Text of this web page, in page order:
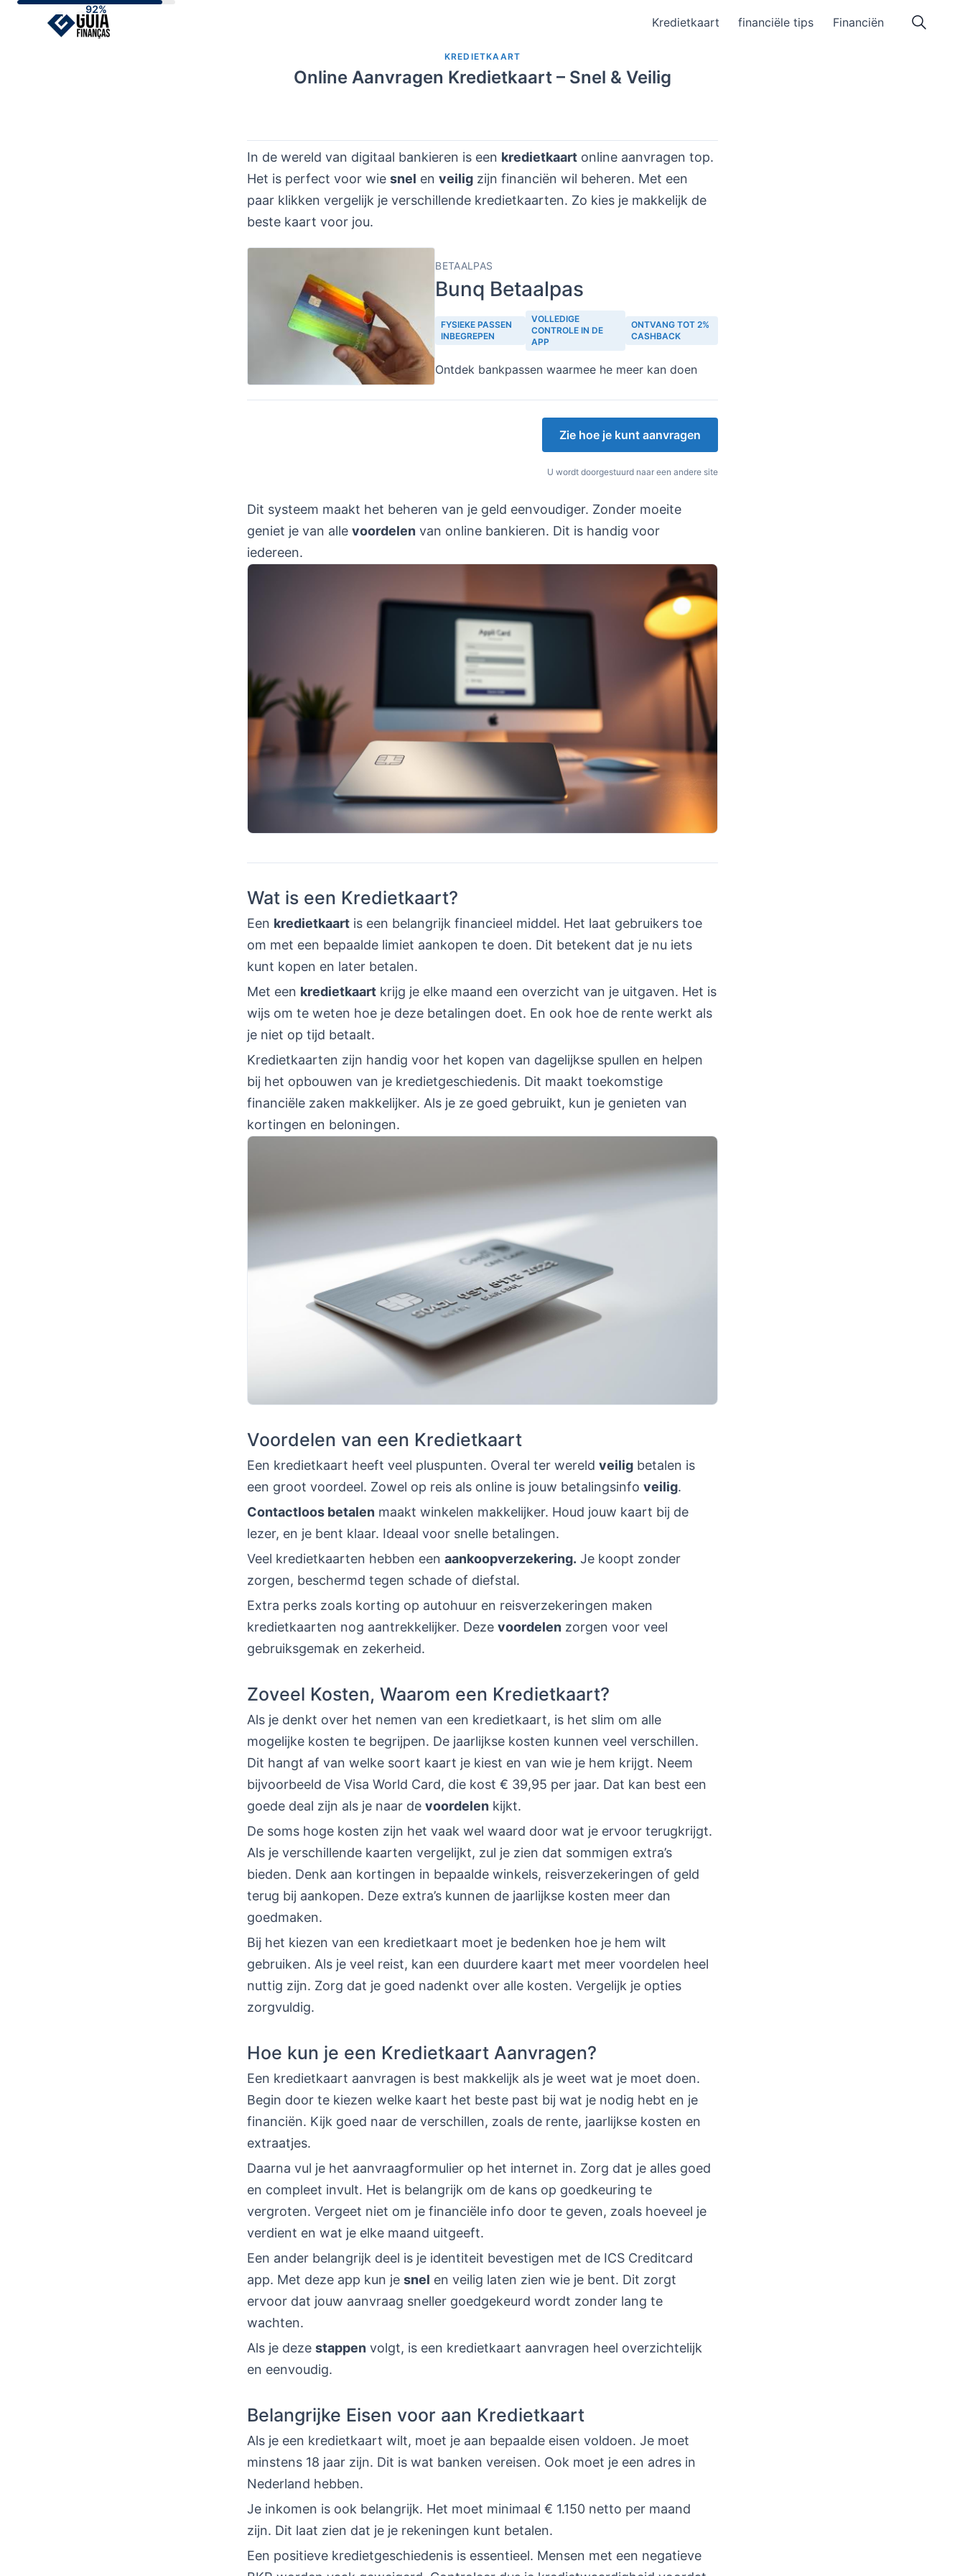
Kredietkaart financiële tips Financiën
KREDIETKAART
Online Aanvragen Kredietkaart – Snel & Veilig
In de wereld van digitaal bankieren is een kredietkaart online aanvragen top.
Het is perfect voor wie snel en veilig zijn financiën wil beheren. Met een
paar klikken vergelijk je verschillende kredietkaarten. Zo kies je makkelijk de
beste kaart voor jou.
BETAALPAS
Bunq Betaalpas
FYSIEKE PASSEN
INBEGREPEN
VOLLEDIGE
CONTROLE IN DE
APP
ONTVANG TOT 2%
CASHBACK
Ontdek bankpassen waarmee he meer kan doen
Zie hoe je kunt aanvragen
U wordt doorgestuurd naar een andere site
Dit systeem maakt het beheren van je geld eenvoudiger. Zonder moeite
geniet je van alle voordelen van online bankieren. Dit is handig voor
iedereen.
Wat is een Kredietkaart?
Een kredietkaart is een belangrijk financieel middel. Het laat gebruikers toe
om met een bepaalde limiet aankopen te doen. Dit betekent dat je nu iets
kunt kopen en later betalen.
Met een kredietkaart krijg je elke maand een overzicht van je uitgaven. Het is
wijs om te weten hoe je deze betalingen doet. En ook hoe de rente werkt als
je niet op tijd betaalt.
Kredietkaarten zijn handig voor het kopen van dagelijkse spullen en helpen
bij het opbouwen van je kredietgeschiedenis. Dit maakt toekomstige
financiële zaken makkelijker. Als je ze goed gebruikt, kun je genieten van
kortingen en beloningen.
Voordelen van een Kredietkaart
Een kredietkaart heeft veel pluspunten. Overal ter wereld veilig betalen is
een groot voordeel. Zowel op reis als online is jouw betalingsinfo veilig.
Contactloos betalen maakt winkelen makkelijker. Houd jouw kaart bij de
lezer, en je bent klaar. Ideaal voor snelle betalingen.
Veel kredietkaarten hebben een aankoopverzekering. Je koopt zonder
zorgen, beschermd tegen schade of diefstal.
Extra perks zoals korting op autohuur en reisverzekeringen maken
kredietkaarten nog aantrekkelijker. Deze voordelen zorgen voor veel
gebruiksgemak en zekerheid.
Zoveel Kosten, Waarom een Kredietkaart?
Als je denkt over het nemen van een kredietkaart, is het slim om alle
mogelijke kosten te begrijpen. De jaarlijkse kosten kunnen veel verschillen.
Dit hangt af van welke soort kaart je kiest en van wie je hem krijgt. Neem
bijvoorbeeld de Visa World Card, die kost € 39,95 per jaar. Dat kan best een
goede deal zijn als je naar de voordelen kijkt.
De soms hoge kosten zijn het vaak wel waard door wat je ervoor terugkrijgt.
Als je verschillende kaarten vergelijkt, zul je zien dat sommigen extra’s
bieden. Denk aan kortingen in bepaalde winkels, reisverzekeringen of geld
terug bij aankopen. Deze extra’s kunnen de jaarlijkse kosten meer dan
goedmaken.
Bij het kiezen van een kredietkaart moet je bedenken hoe je hem wilt
gebruiken. Als je veel reist, kan een duurdere kaart met meer voordelen heel
nuttig zijn. Zorg dat je goed nadenkt over alle kosten. Vergelijk je opties
zorgvuldig.
Hoe kun je een Kredietkaart Aanvragen?
Een kredietkaart aanvragen is best makkelijk als je weet wat je moet doen.
Begin door te kiezen welke kaart het beste past bij wat je nodig hebt en je
financiën. Kijk goed naar de verschillen, zoals de rente, jaarlijkse kosten en
extraatjes.
Daarna vul je het aanvraagformulier op het internet in. Zorg dat je alles goed
en compleet invult. Het is belangrijk om de kans op goedkeuring te
vergroten. Vergeet niet om je financiële info door te geven, zoals hoeveel je
verdient en wat je elke maand uitgeeft.
Een ander belangrijk deel is je identiteit bevestigen met de ICS Creditcard
app. Met deze app kun je snel en veilig laten zien wie je bent. Dit zorgt
ervoor dat jouw aanvraag sneller goedgekeurd wordt zonder lang te
wachten.
Als je deze stappen volgt, is een kredietkaart aanvragen heel overzichtelijk
en eenvoudig.
Belangrijke Eisen voor aan Kredietkaart
Als je een kredietkaart wilt, moet je aan bepaalde eisen voldoen. Je moet
minstens 18 jaar zijn. Dit is wat banken vereisen. Ook moet je een adres in
Nederland hebben.
Je inkomen is ook belangrijk. Het moet minimaal € 1.150 netto per maand
zijn. Dit laat zien dat je je rekeningen kunt betalen.
Een positieve kredietgeschiedenis is essentieel. Mensen met een negatieve